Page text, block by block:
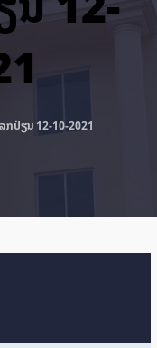
ກ​ປ່ຽນ 12-10-2021